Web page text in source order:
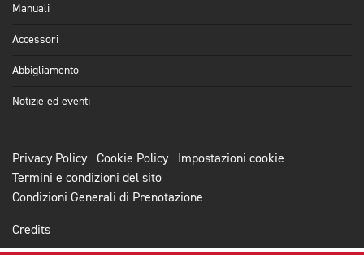
Manuali
Accessori
Abbigliamento
Notizie ed eventi
Privacy Policy Cookie Policy
Impostazioni cookie
Termini e condizioni del sito
Condizioni Generali di Prenotazione
Credits